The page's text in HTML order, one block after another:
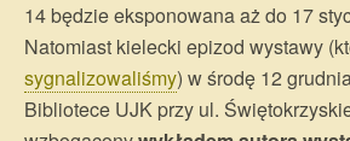
14 będzie eksponowana aż do 17
Natomiast kielecki epizod wystawy
sygnalizowaliśmy) w środę 12
Bibliotece UJK przy ul.